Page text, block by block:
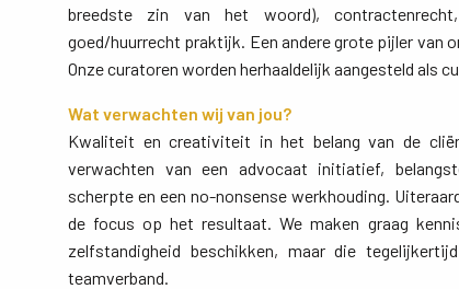
breedste zin van het woord),
goed/huurrecht praktijk. Een andere grote pijler van
Onze curatoren worden herhaaldelijk aangesteld als
Wat verwachten wij van jou?
Kwaliteit en creativiteit in het belang van de
verwachten van een advocaat initiatief,
scherpte en een no-nonsense werkhouding.
de focus op het resultaat. We maken graag
zelfstandigheid beschikken, maar die
teamverband.